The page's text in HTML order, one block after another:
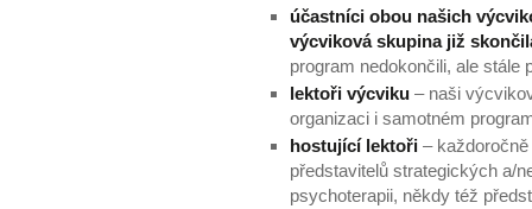
účastníci obou našich
výcviková skupina již
program nedokončili, ale stále
lektoři výcviku – naši
organizaci i samotném
hostující lektoři –
představitelů strategických a/
psychoterapii, někdy též